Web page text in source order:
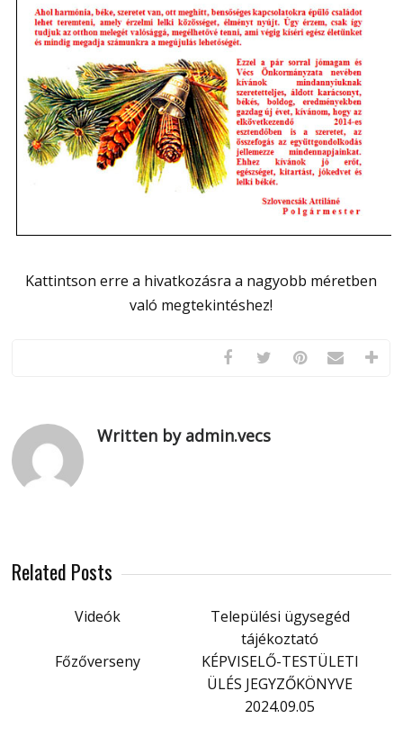
Kattintson erre a hivatkozásra a nagyobb méretben
való megtekintéshez!
Written by admin.vecs
Related Posts
Videók
Települési ügysegéd
tájékoztató
Főzőverseny
KÉPVISELŐ-TESTÜLETI
ÜLÉS JEGYZŐKÖNYVE
2024.09.05